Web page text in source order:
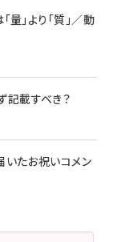
」より「質」／動
載すべき？
たお祝いコメン